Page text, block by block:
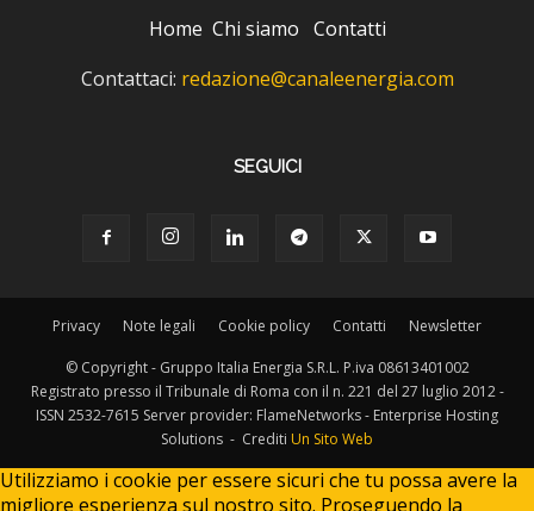
Home Chi siamo Contatti
Contattaci: redazione@canaleenergia.com
SEGUICI
Privacy Note legali Cookie policy Contatti Newsletter
© Copyright - Gruppo Italia Energia S.R.L. P.iva 08613401002
Registrato presso il Tribunale di Roma con il n. 221 del 27 luglio 2012 -
ISSN 2532-7615 Server provider: FlameNetworks - Enterprise Hosting
Solutions - Crediti Un Sito Web
Utilizziamo i cookie per essere sicuri che tu possa avere la
migliore esperienza sul nostro sito. Proseguendo la